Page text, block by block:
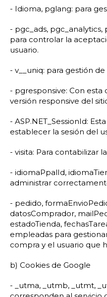
- Idioma, pglang: para
- pgc_ads,
para controlar la
usuario.
- v__uniq: para gestión
- pgresponsive: Con esta
versión responsive del
- ASP.NET_SessionId:
establecer la sesión del
- visita: Para contabilizar
- idiomaPpalId,
administrar
- pedido,
datosComprador,
estadoTienda,
empleadas para
compra y el usuario que
b) Cookies de Google
- _utma, _utmb, _utmt,